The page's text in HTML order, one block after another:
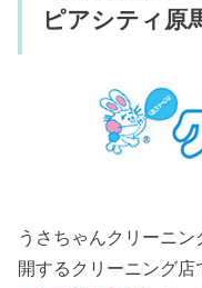
ピアシティ原
うさちゃんクリーニ
開するクリーニング店